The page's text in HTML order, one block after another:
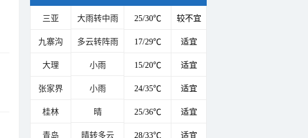
三亚 大雨转中雨 25/30℃ 较不宜
九寨沟 多云转阵雨 17/29℃ 适宜
大理 小雨 15/20℃ 适宜
张家界 小雨 24/35℃ 适宜
桂林 晴 25/36℃ 适宜
青岛 晴转多云 28/33℃ 适宜